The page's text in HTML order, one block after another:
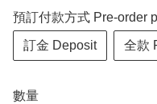
預訂付款方式 Pre-order
訂金 Deposit 全款
數量